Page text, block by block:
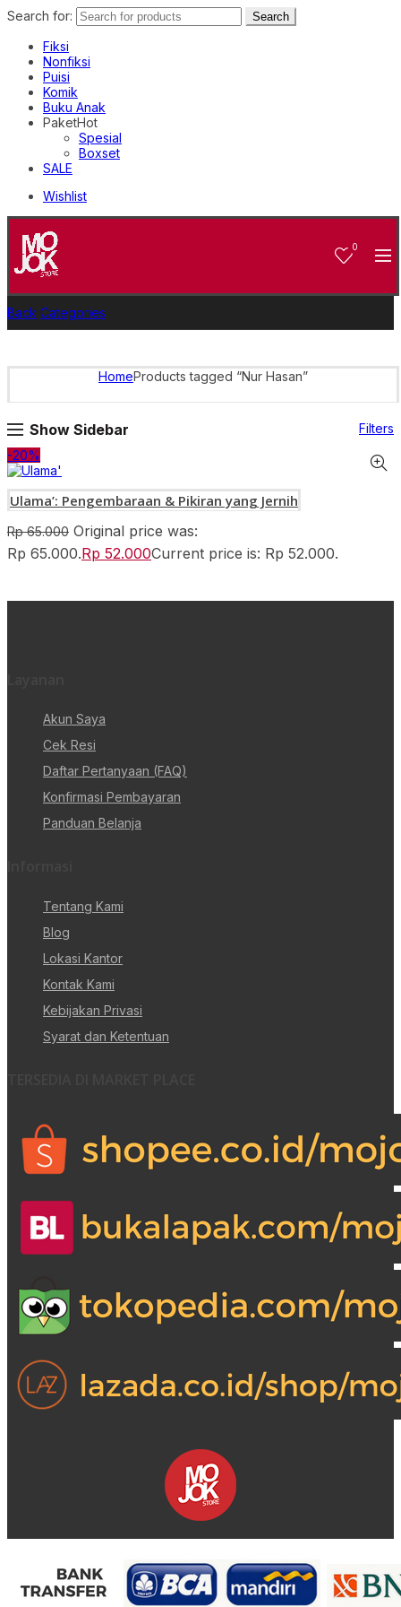
Search for: Search
Fiksi
Nonfiksi
Puisi
Komik
Buku Anak
PaketHot
Spesial
Boxset
SALE
Wishlist
0
Back Categories
HomeProducts tagged “Nur Hasan”
Show Sidebar
Filters
-20%
Ulama’: Pengembaraan & Pikiran yang Jernih
Rp65.000 Original price was:
Rp 65.000.Rp 52.000Current price is: Rp 52.000.
Akun Saya
Cek Resi
Daftar Pertanyaan (FAQ)
Konfirmasi Pembayaran
Panduan Belanja
Tentang Kami
Blog
Lokasi Kantor
Kontak Kami
Kebijakan Privasi
Syarat dan Ketentuan